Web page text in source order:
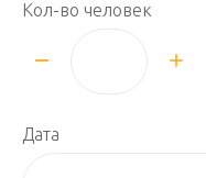
Кол-во человек
Дата